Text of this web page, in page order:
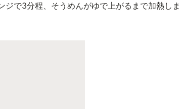
で3分程、そうめんがゆで上がるまで加熱しま